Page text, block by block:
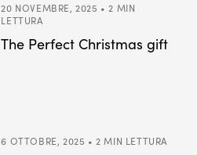
20 NOVEMBRE, 2025 • 2 MIN
LETTURA
The Perfect Christmas gift
6 OTTOBRE, 2025 • 2 MIN LETTURA